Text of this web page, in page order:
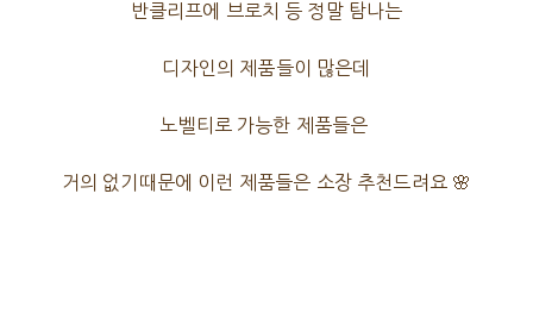
반클리프에 브로치 등 정말 탐나는
디자인의 제품들이 많은데
노벨티로 가능한 제품들은
거의 없기때문에 이런 제품들은 소장 추천드려요 🌸